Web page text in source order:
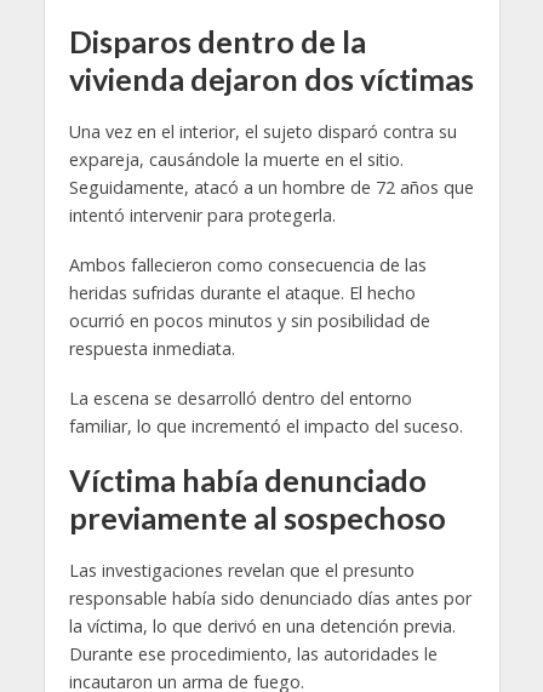
Disparos dentro de la
vivienda dejaron dos víctimas
Una vez en el interior, el sujeto disparó contra su
expareja, causándole la muerte en el sitio.
Seguidamente, atacó a un hombre de 72 años que
intentó intervenir para protegerla.
Ambos fallecieron como consecuencia de las
heridas sufridas durante el ataque. El hecho
ocurrió en pocos minutos y sin posibilidad de
respuesta inmediata.
La escena se desarrolló dentro del entorno
familiar, lo que incrementó el impacto del suceso.
Víctima había denunciado
previamente al sospechoso
Las investigaciones revelan que el presunto
responsable había sido denunciado días antes por
la víctima, lo que derivó en una detención previa.
Durante ese procedimiento, las autoridades le
incautaron un arma de fuego.